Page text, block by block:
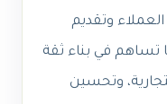
وتقديم
تساهم في بناء ثقة
وتحسين